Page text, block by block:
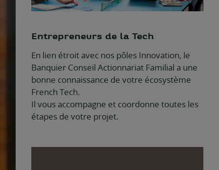
Entrepreneurs de la Tech
En lien étroit avec nos pôles Innovation, le
Banquier Conseil Actionnariat Familial a une
bonne connaissance de votre écosystème
French Tech.
Il vous accompagne et coordonne toutes les
étapes de votre projet.